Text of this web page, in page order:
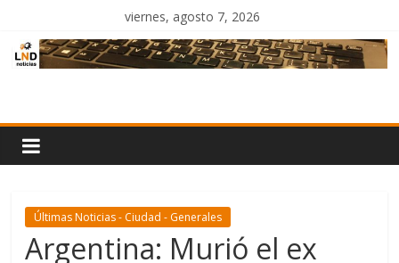
contenido
viernes, agosto 7, 2026
Noticias
Últimas Noticias - Ciudad - Generales
Argentina: Murió el ex